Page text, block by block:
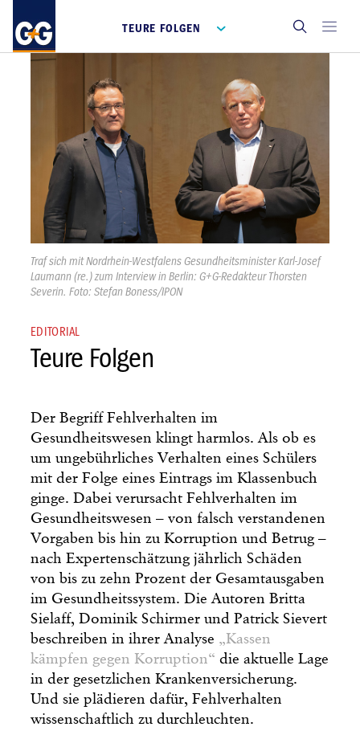
TEURE FOLGEN
Traf sich mit Nordrhein-Westfalens Gesundheitsminister Karl-Josef
Laumann (re.) zum Interview in Berlin: G+G-Redakteur Thorsten
Severin. Foto: Stefan Boness/IPON
EDITORIAL
Teure Folgen
Der Begriff Fehlverhalten im
Gesundheitswesen klingt harmlos. Als ob es
um ungebührliches Verhalten eines Schülers
mit der Folge eines Eintrags im Klassenbuch
ginge. Dabei verursacht Fehlverhalten im
Gesundheitswesen – von falsch verstandenen
Vorgaben bis hin zu Korruption und Betrug –
nach Expertenschätzung jährlich Schäden
von bis zu zehn Prozent der Gesamtausgaben
im Gesundheitssystem. Die Autoren Britta
Sielaff, Dominik Schirmer und Patrick Sievert
beschreiben in ihrer Analyse „Kassen
kämpfen gegen Korruption“ die aktuelle Lage
in der gesetzlichen Krankenver­sicherung.
Und sie plä­die­­ren dafür, Fehlverhalten
wissenschaftlich zu durchleuchten.